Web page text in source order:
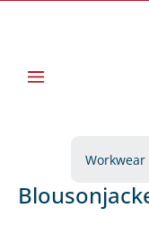
Workwear